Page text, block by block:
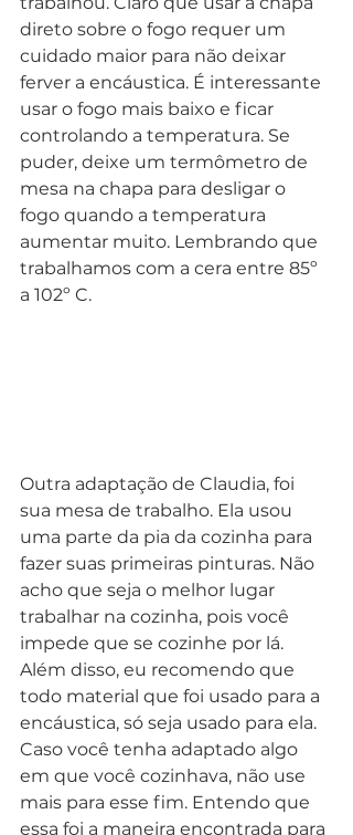
direto sobre o fogo requer um
cuidado maior para não deixar
ferver a encáustica. É interessante
usar o fogo mais baixo e ficar
controlando a temperatura. Se
puder, deixe um termômetro de
mesa na chapa para desligar o
fogo quando a temperatura
aumentar muito. Lembrando que
trabalhamos com a cera entre 85º
a 102º C.
Outra adaptação de Claudia, foi
sua mesa de trabalho. Ela usou
uma parte da pia da cozinha para
fazer suas primeiras pinturas. Não
acho que seja o melhor lugar
trabalhar na cozinha, pois você
impede que se cozinhe por lá.
Além disso, eu recomendo que
todo material que foi usado para a
encáustica, só seja usado para ela.
Caso você tenha adaptado algo
em que você cozinhava, não use
mais para esse fim. Entendo que
essa foi a maneira encontrada para